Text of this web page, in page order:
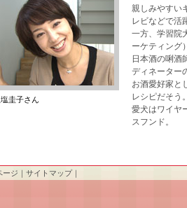
圭子さん
親しみやすい
レビなどで活
一方、学習院
ーケティング
日本酒の唎酒
ディネーター
お酒愛好家と
レシピだそう
愛犬はワイヤ
スフンド。
ージ ｜ サイトマップ｜